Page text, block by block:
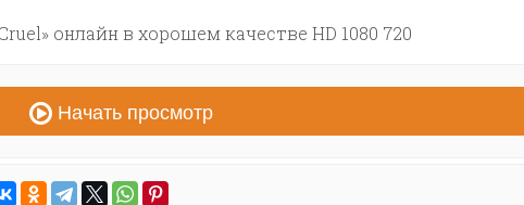
онлайн в хорошем качестве HD 1080 720
Начать просмотр